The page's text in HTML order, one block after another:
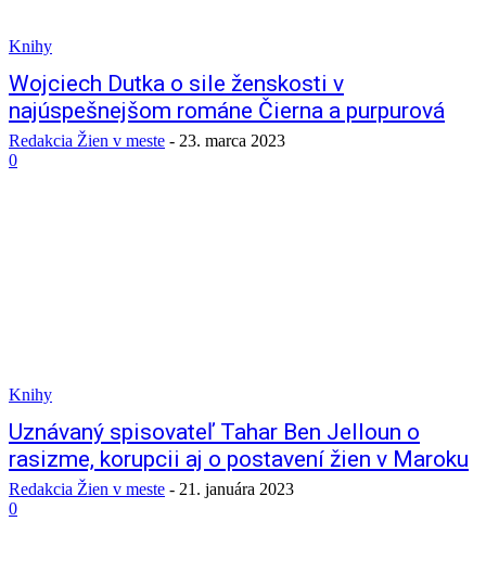
Knihy
Wojciech Dutka o sile ženskosti v
najúspešnejšom románe Čierna a purpurová
Redakcia Žien v meste - 23. marca 2023
0
Knihy
Uznávaný spisovateľ Tahar Ben Jelloun o
rasizme, korupcii aj o postavení žien v Maroku
Redakcia Žien v meste - 21. januára 2023
0